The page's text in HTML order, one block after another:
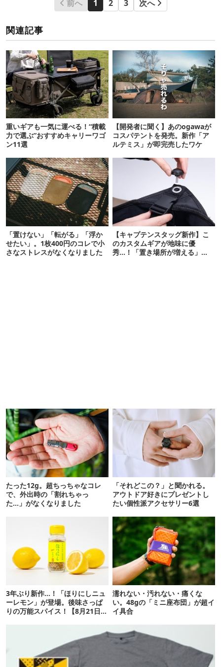
前へ 1 2 3 次へ
関連記事
重いギアも一気に運べる！“積載
力で選ぶ”おすすめキャリーワゴ
ン11選
【開発者に聞く】あのogawaが
コスパテントを発売。新作「ア
ルテミス」が即完売したワケ
「置けない」「転がる」「浮か
せたい」。1枚400円のコレで小
さなストレスがなくなりました
【キャプテンスタッグ新作】こ
のカスタムギアが地味に優
秀…！「置き場所が増える」
たった12g。超ちっちゃなコレ
で、外出時の「割れちゃっ
た…」がなくなりました
「それどこの？」と聞かれる。
アウトドア好きにプレゼントし
たい個性派アクセサリー6選
3年ぶり新作…！「ほりにしニュ
ーレモン」が登場。後味さっぱ
りの万能スパイス！【8月21日発
濡れない・汚れない・痛くな
い。48gの「ミニ座布団」が超イ
イ具合